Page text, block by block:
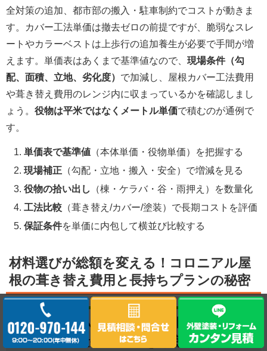
全対策の追加、都市部の搬入・駐車制約でコストが動きま
す。カバー工法単価は撤去ゼロの前提ですが、脆弱なスレ
ートやカラーベストは上歩行の追加養生が必要で手間が増
えます。単価表はあくまで基準値なので、 現場条件（勾
配、面積、立地、劣化度） で加減し、屋根カバー工法費用
や葺き替え費用のレンジ内に収まっているかを確認しまし
ょう。 役物は平米ではなくメートル単価で積むのが通例で
す。
単価表で基準値 （本体単価・役物単価）を把握する
現場補正 （勾配・立地・搬入・安全）で増減を見る
役物の拾い出し
（棟・ケラバ・谷・雨押え）を数量化
工法比較 （葺き替え/カバー/塗装）で長期コストを評価
保証条件を単価に内包して横並び比較する
材料選びが総額を変える！コロニアル屋
根の葺き替え費用と長持ちプランの秘密
ガルバリウム鋼板・スレート・瓦の違い
で価格や重量や耐久性を徹底比較